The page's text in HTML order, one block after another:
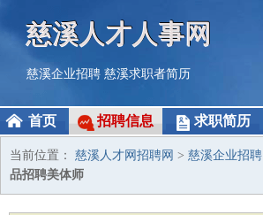
慈溪人才人事网
慈溪企业招聘 慈溪求职者简历
首页 招聘信息 求职简历
当前位置： 慈溪人才网招聘网 > 慈溪企业招聘
品招聘美体师